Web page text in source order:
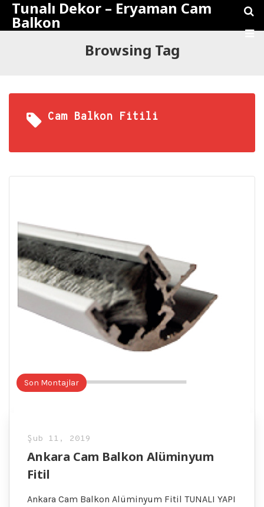
Tunalı Dekor – Eryaman Cam
Balkon
Browsing Tag
Cam Balkon Fitili
Son Montajlar
Şub 11, 2019
Ankara Cam Balkon Alüminyum
Fitil
Ankara Cam Balkon Alüminyum Fitil TUNALI YAPI